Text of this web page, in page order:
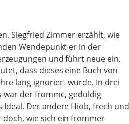
Beispiel die Synagoge gibt
hängt auf das Engste mit
Synagogen. Also wir
möchte ich auf diese drei
das Hebräisch im Buch Hiob
Hiob. Warum ist
Siegfried Zimmer erzählt, wie
Wendepunkt er in der
und führt neue ein,
dass dieses eine Buch von
lang ignoriert wurde. In drei
war der fromme, geduldig
Der andere Hiob, frech und
wie sich ein frommer